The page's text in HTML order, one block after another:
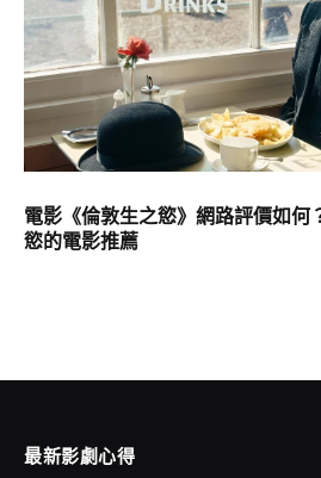
電影《倫敦生之慾》網路評價如何
慾的電影推薦
最新影劇心得